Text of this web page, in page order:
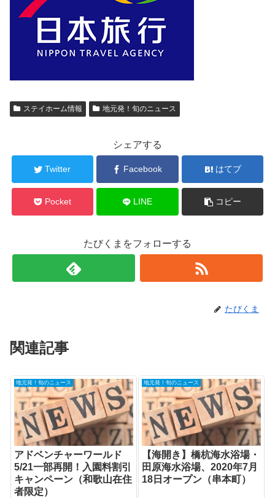
ステイホーム情報 地元発！旬のニュース
シェアする
Twitter Facebook はてブ
Pocket LINE コピー
たびくまをフォローする
たびくま
関連記事
地元発！旬のニュース
アドベンチャーワールド
5/21一部再開！入園料割引
キャンペーン（和歌山在住
者限定）
地元発！旬のニュース
【海開き】橋杭海水浴場・
田原海水浴場、2020年7月
18日オープン（串本町）